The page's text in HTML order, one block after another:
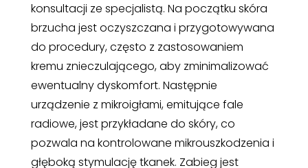
konsultacji ze specjalistą. Na początku skóra
brzucha jest oczyszczana i przygotowywana
do procedury, często z zastosowaniem
kremu znieczulającego, aby zminimalizować
ewentualny dyskomfort. Następnie
urządzenie z mikroigłami, emitujące fale
radiowe, jest przykładane do skóry, co
pozwala na kontrolowane mikrouszkodzenia i
głęboką stymulację tkanek. Zabieg jest